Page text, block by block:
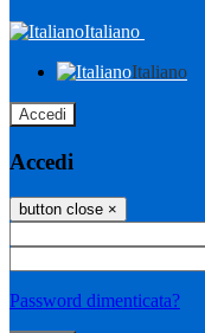
Italiano
Italiano
Accedi
Accedi
button close ×
Password dimenticata?